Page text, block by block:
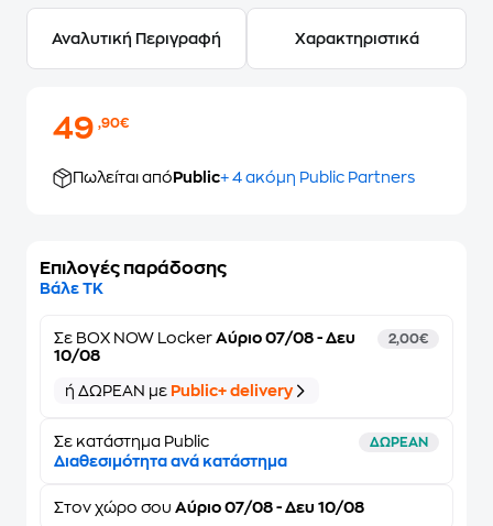
Αναλυτική Περιγραφή Χαρακτηριστικά
49,90€
Πωλείται από Public+ 4 ακόμη Public Partners
Επιλογές παράδοσης
Βάλε ΤΚ
Σε BOX NOW Locker Αύριο 07/08 - Δευ
10/08
2,00€
ή ΔΩΡΕΑΝ με Public+ delivery
Σε κατάστημα Public ΔΩΡΕΑΝ
Διαθεσιμότητα ανά κατάστημα
Στον χώρο σου Αύριο 07/08 - Δευ 10/08